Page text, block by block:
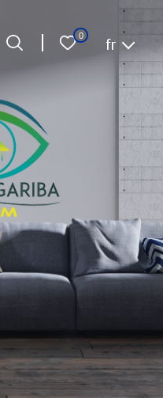
0 Langue
fr